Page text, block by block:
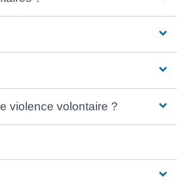
violence volontaire ?